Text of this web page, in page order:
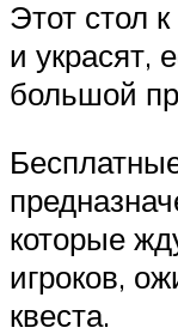
Этот стол
и украсят,
большой
которые
игроков,
квеста.